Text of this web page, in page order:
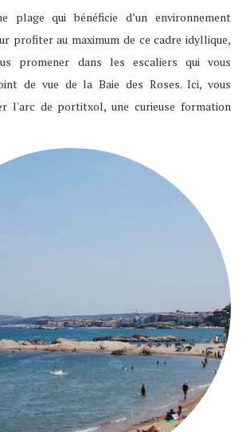
plage qui bénéficie d’un environnement
profiter au maximum de ce cadre idyllique,
promener dans les escaliers qui vous
de vue de la Baie des Roses. Ici, vous
l'arc de portitxol, une curieuse formation